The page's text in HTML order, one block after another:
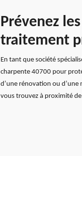
Prévenez
traitement
En tant que société
charpente 40700 pour
d’une rénovation ou
vous trouvez à proximité de